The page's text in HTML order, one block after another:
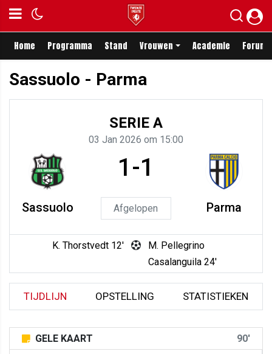
Home Programma Stand Vrouwen Academie Forum
Sassuolo - Parma
SERIE A
03 Jan 2026 om 15:00
Sassuolo
1-1
Afgelopen Parma
K. Thorstvedt 12'
M. Pellegrino
Casalanguila 24'
TIJDLIJN OPSTELLING STATISTIEKEN
GELE KAART 90'